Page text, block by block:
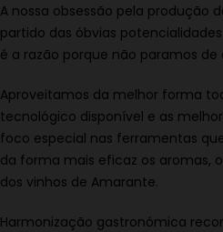
A nossa obsessão pela produção
partido das óbvias
é a razão porque não paramos
Aproveitamos da melhor forma
tecnológico disponível e as
foco especial nas ferramentas
da forma mais eficaz os aromas,
dos vinhos de Amarante.
Harmonização gastronómica